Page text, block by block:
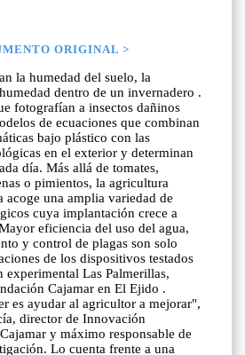
ORIGINAL >
la humedad del suelo, la
dentro de un invernadero .
fotografían a insectos dañinos
de ecuaciones que combinan
bajo plástico con las
en el exterior y determinan
día. Más allá de tomates,
o pimientos, la agricultura
acoge una amplia variedad de
cuya implantación crece a
eficiencia del uso del agua,
y control de plagas son solo
de los dispositivos testados
experimental Las Palmerillas,
Cajamar en El Ejido .
es ayudar al agricultor a mejorar",
director de Innovación
y máximo responsable de
Lo cuenta frente a una